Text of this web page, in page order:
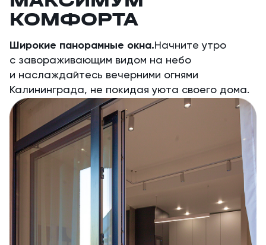
КОМФОРТА
Широкие панорамные окна.Начните утро
с завораживающим видом на небо
и наслаждайтесь вечерними огнями
Калининграда, не покидая уюта своего дома.